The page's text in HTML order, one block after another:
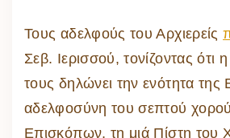
Τους αδελφούς του Αρχιερείς
Σεβ. Ιερισσού, τονίζοντας ότι
τους δηλώνει την ενότητα της
αδελφοσύνη του σεπτού
Επισκόπων, τη μιά Πίστη του